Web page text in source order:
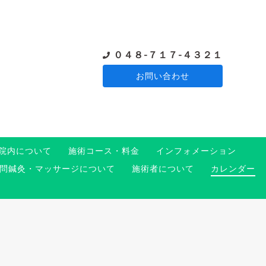
０４８-７１７-４３２１
お問い合わせ
内について 施術コース・料金
インフォメーション
問鍼灸・マッサージについて 施術者について
カレンダー